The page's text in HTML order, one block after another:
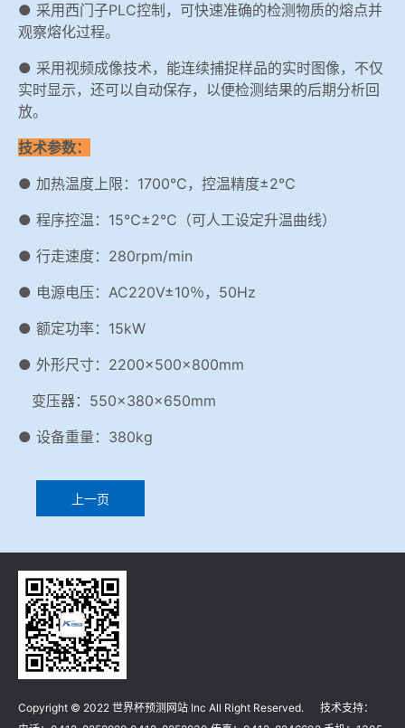
● 采用西门子PLC控制，可快速准确的检测物质的熔点并
观察熔化过程。
● 采用视频成像技术，能连续捕捉样品的实时图像，不仅
实时显示，还可以自动保存，以便检测结果的后期分析回
放。
技术参数：
● 加热温度上限：1700℃，控温精度±2℃
● 程序控温：15℃±2℃（可人工设定升温曲线）
● 行走速度：280rpm/min
● 电源电压：AC220V±10％，50Hz
● 额定功率：15kW
● 外形尺寸：2200×500×800mm
变压器：550×380×650mm
● 设备重量：380kg
上一页
Copyright © 2022 世界杯预测网站 Inc All Right Reserved. 技术支持：